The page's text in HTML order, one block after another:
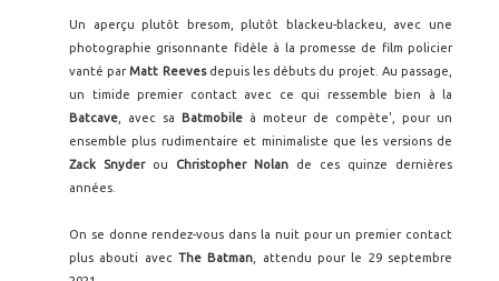
Un aperçu plutôt bresom, plutôt blackeu-blackeu, avec une
photographie grisonnante fidèle à la promesse de film policier
vanté parMatt Reevesdepuis les débuts du projet. Au passage,
un timide premier contact avec ce qui ressemble bien à la
Batcave , avec sa Batmobile à moteur de compète', pour un
ensemble plus rudimentaire et minimaliste que les versions de
Zack Snyderou Christopher Nolan de ces quinze dernières
années.
On se donne rendez-vous dans la nuit pour un premier contact
plus abouti avec The Batman , attendu pour le 29 septembre